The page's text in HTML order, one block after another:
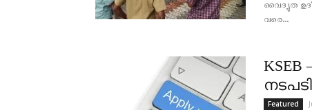
വൈദ്യുത
വരെ...
Featured